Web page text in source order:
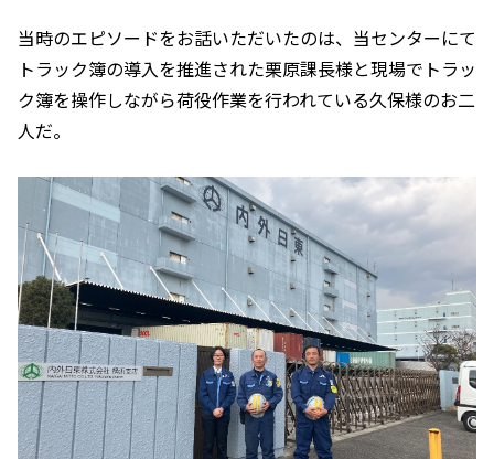
当時のエピソードをお話いただいたのは、当センターにて
トラック簿の導入を推進された栗原課長様と現場でトラッ
ク簿を操作しながら荷役作業を行われている久保様のお二
人だ。